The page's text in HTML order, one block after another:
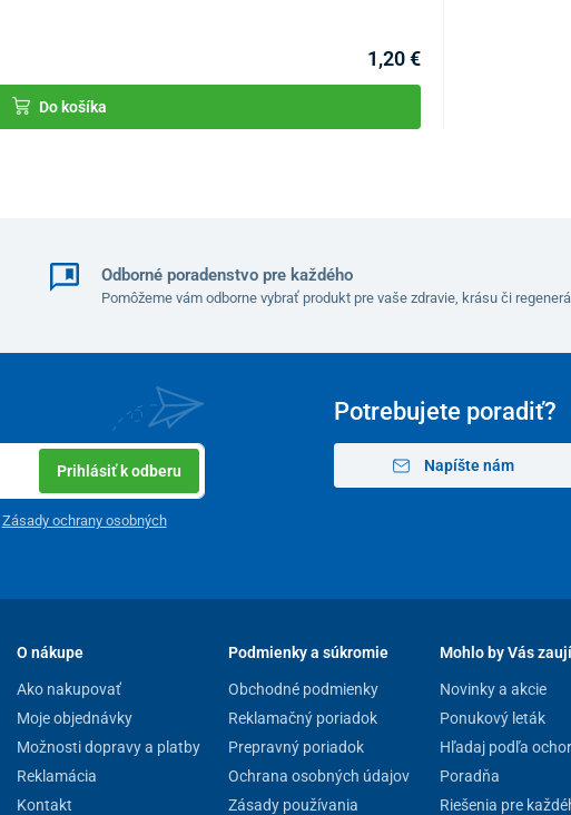
1,20 €
Do košíka
Odborné poradenstvo pre každého
Pomôžeme vám odborne vybrať produkt pre vaše zdravie, krásu či
Potrebujete poradiť?
Napíšte nám
Prihlásiť k odberu
Zásady ochrany osobných
O nákupe
Ako nakupovať
Moje objednávky
Možnosti dopravy a platby
Reklamácia
Kontakt
Podmienky a súkromie
Obchodné podmienky
Reklamačný poriadok
Prepravný poriadok
Ochrana osobných údajov
Zásady používania
Mohlo by Vás
Novinky a akcie
Ponukový leták
Hľadaj podľa
Poradňa
Riešenia pre